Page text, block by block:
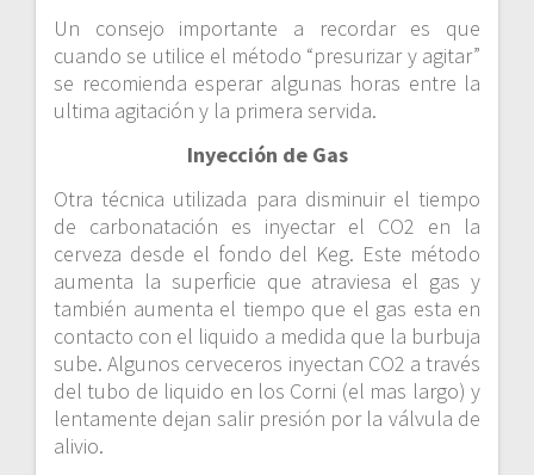
Un consejo importante a recordar es que
cuando se utilice el método “presurizar y agitar”
se recomienda esperar algunas horas entre la
ultima agitación y la primera servida.
Inyección de Gas
Otra técnica utilizada para disminuir el tiempo
de carbonatación es inyectar el CO2 en la
cerveza desde el fondo del Keg. Este método
aumenta la superficie que atraviesa el gas y
también aumenta el tiempo que el gas esta en
contacto con el liquido a medida que la burbuja
sube. Algunos cerveceros inyectan CO2 a través
del tubo de liquido en los Corni (el mas largo) y
lentamente dejan salir presión por la válvula de
alivio.